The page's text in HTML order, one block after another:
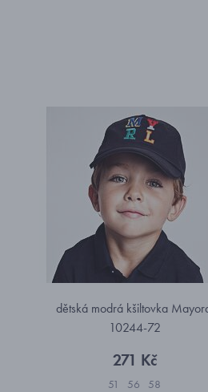
dětská modrá kšiltovka
10244-72
271 Kč
51 56 58